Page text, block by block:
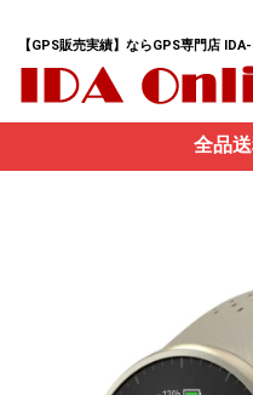
【GPS販売実績】ならGPS専門店
全品